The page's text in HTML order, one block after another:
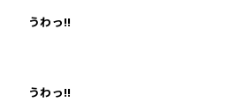
うわっ!!
うわっ!!